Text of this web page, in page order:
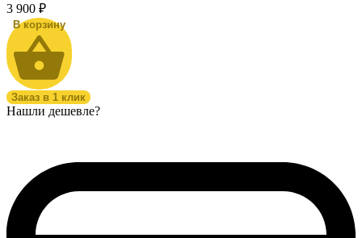
3 900 ₽
Заказ в 1 клик
Нашли дешевле?